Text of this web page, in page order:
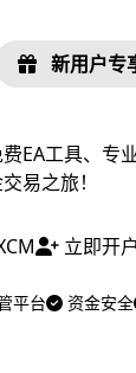
新用户专
EA工具、专
易之旅！
立即开
平台 资金安全